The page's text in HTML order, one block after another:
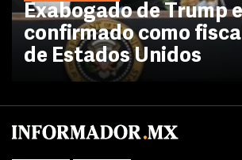
Exabogado de Trump
confirmado como
de Estados Unidos